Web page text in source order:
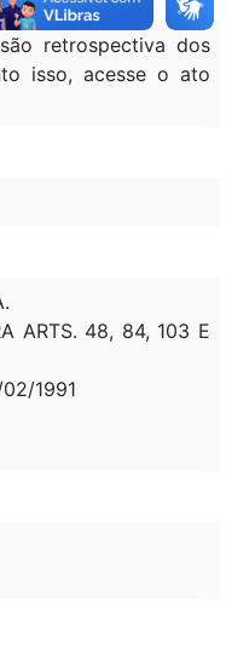
retrospectiva dos
isso, acesse o ato
ARTS. 48, 84, 103 E
1991